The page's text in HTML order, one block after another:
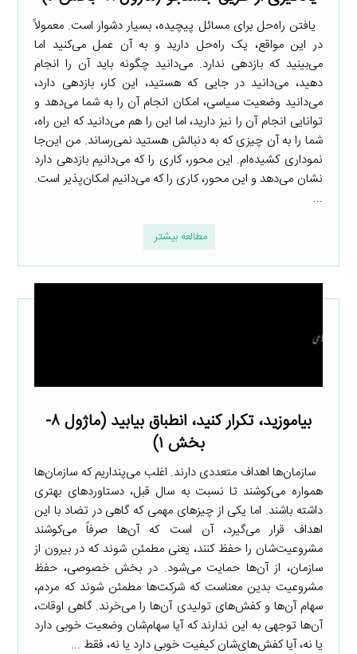
یافتن راه‌حل برای مسائل پیچیده، بسیار دشوار است. معمولاً
در این مواقع، یک راه‌حل دارید و به آن عمل می‌کنید اما
می‌بینید که بازدهی ندارد. می‌دانید چگونه باید آن را انجام
دهید، می‌دانید در جایی که هستید، این کار، بازدهی دارد،
می‌دانید وضعیت سیاسی، امکان انجام آن را به شما می‌دهد و
توانایی انجام آن را نیز دارید، اما این را هم می‌دانید که این راه،
شما را به آن چیزی که به دنبالش هستید نمی‌رساند. من این‌جا
نموداری کشیده‌ام. این محور، کاری را که می‌دانیم بازدهی دارد
نشان می‌دهد و این محور، کاری را که می‌دانیم امکان‌پذیر است.
...
مطالعه بیشتر
بیاموزید، تکرار کنید، انطباق بیابید (ماژول ۸-
بخش ۱)
سازمان‌ها اهداف متعددی دارند. اغلب می‌پنداریم که سازمان‌ها
همواره می‌کوشند تا نسبت به سال قبل، دستاوردهای بهتری
داشته باشند. اما یکی از چیزهای مهمی که گاهی در تضاد با این
اهداف قرار می‌گیرد، آن است که آن‌ها صرفاً می‌کوشند
مشروعیت‌شان را حفظ کنند، یعنی مطمئن شوند که در بیرون از
سازمان، از آن‌ها حمایت می‌شود. در بخش خصوصی، حفظ
مشروعیت بدین معناست که شرکت‌ها مطمئن شوند که مردم،
سهام آن‌ها و کفش‌های تولیدی آن‌ها را می‌خرند. گاهی اوقات،
آن‌ها توجهی به این ندارند که آیا سهام‌شان وضعیت خوبی دارد
یا نه، آیا کفش‌های‌شان کیفیت خوبی دارد یا نه، فقط ...